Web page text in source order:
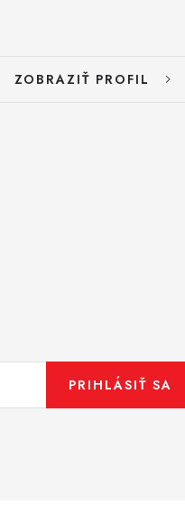
ZOBRAZIŤ PROFIL
PRIHLÁSIŤ SA